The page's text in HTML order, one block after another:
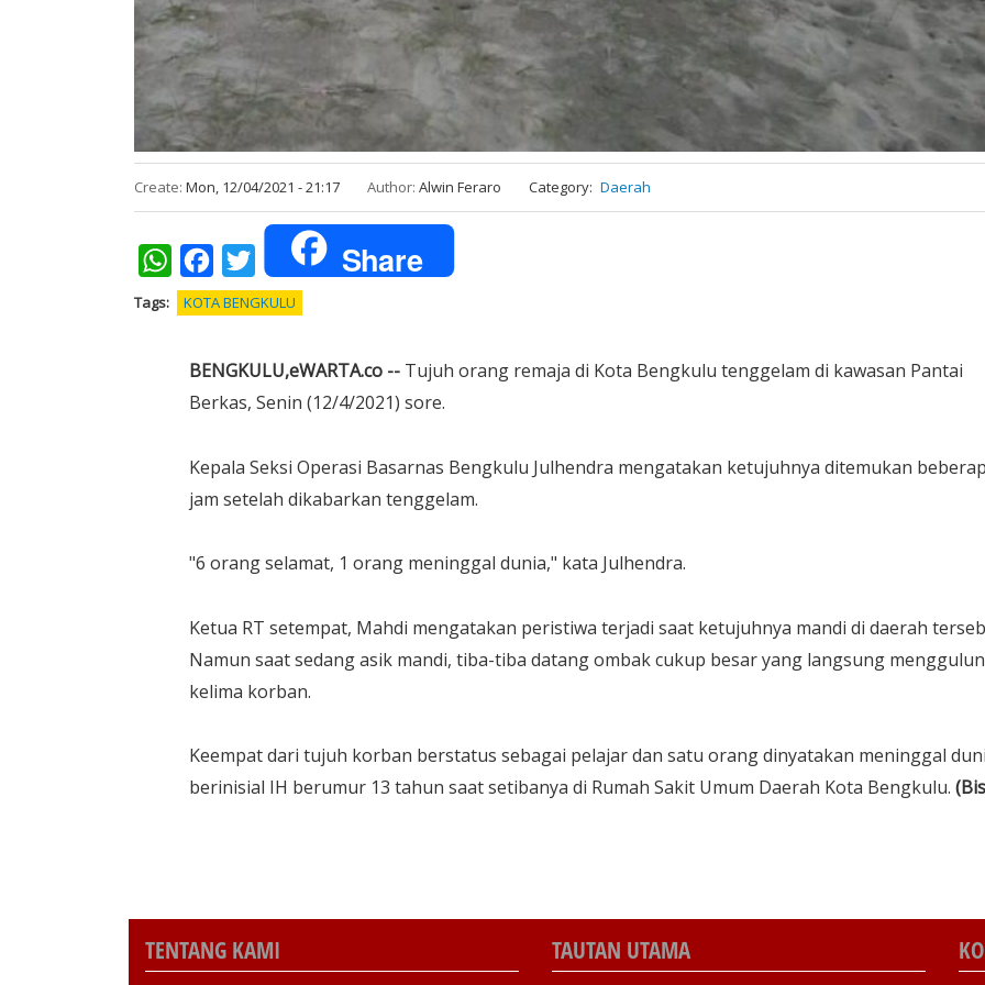
Create: Mon, 12/04/2021 - 21:17 Author: Alwin Feraro Category Daerah
WhatsAppFacebookTwitter Share
Tags KOTA BENGKULU
BENGKULU,eWARTA.co -- Tujuh orang remaja di Kota Bengkulu tenggelam di kawasan Pantai
Berkas, Senin (12/4/2021) sore.
Kepala Seksi Operasi Basarnas Bengkulu Julhendra mengatakan ketujuhnya ditemukan
jam setelah dikabarkan tenggelam.
"6 orang selamat, 1 orang meninggal dunia," kata Julhendra.
Ketua RT setempat, Mahdi mengatakan peristiwa terjadi saat ketujuhnya mandi di daerah
Namun saat sedang asik mandi, tiba-tiba datang ombak cukup besar yang langsung
kelima korban.
Keempat dari tujuh korban berstatus sebagai pelajar dan satu orang dinyatakan meninggal
berinisial IH berumur 13 tahun saat setibanya di Rumah Sakit Umum Daerah Kota Bengkulu.
TENTANG KAMI TAUTAN UTAMA